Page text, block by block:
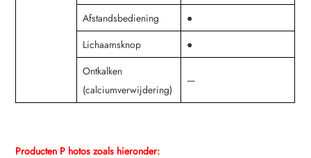
Afstandsbediening
●
Lichaamsknop
●
Ontkalken
(calciumverwijdering)
—
Producten P hotos zoals hieronder: